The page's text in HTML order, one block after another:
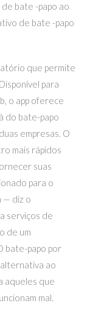
bate -papo ao
de bate -papo
que permite
para
o app oferece
do bate-papo
empresas. O
mais rápidos
suas
para o
— diz o
serviços de
de um
bate-papo por
ao
aqueles que
mal.